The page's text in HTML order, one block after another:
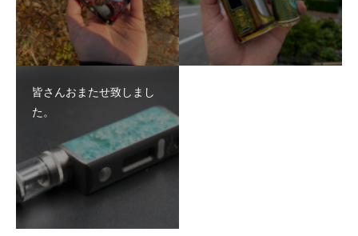
皆さんおまたせ致しまし
た。